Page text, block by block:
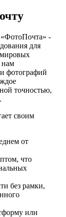
-
для
нам
фотографий
точностью,
своим
от
что
без рамки,
или